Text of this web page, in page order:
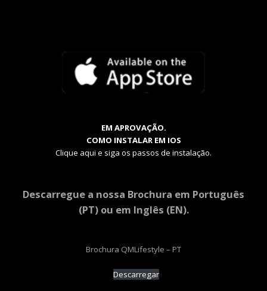
EM APROVAÇÃO.
COMO INSTALAR EM IOS
Clique aqui e siga os passos de instalação.
Descarregue a nossa Brochura em Português
(PT) ou em Inglês (EN).
Brochura QMLifestyle – PT
Descarregar